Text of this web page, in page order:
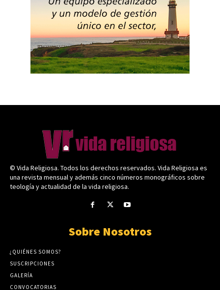
© Vida Religiosa. Todos los derechos reservados. Vida Religiosa es
una revista mensual y además cinco números monográficos sobre
teología y actualidad de la vida religiosa.
Sobre Nosotros
¿QUIÉNES SOMOS?
SUSCRIPCIONES
GALERÍA
CONVOCATORIAS